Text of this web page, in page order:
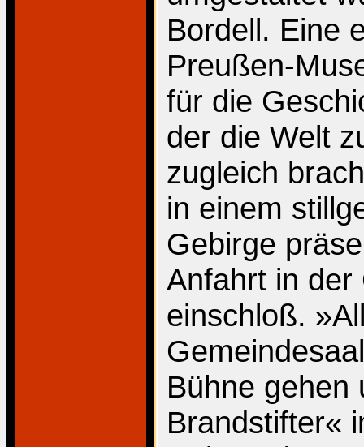
Bordell. Eine
Preußen-
für die
der die Welt
zugleich
in einem
Gebirge
Anfahrt in der
einschloß.
Bühne gehen
Brandstifter«